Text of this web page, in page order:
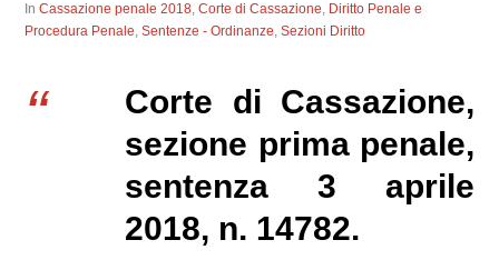
InCassazione penale 2018,Corte di Cassazione, Diritto Penale e
Procedura Penale,Sentenze - Ordinanze,Sezioni Diritto
Corte di Cassazione,
sezione prima penale,
sentenza 3 aprile
2018, n. 14782.